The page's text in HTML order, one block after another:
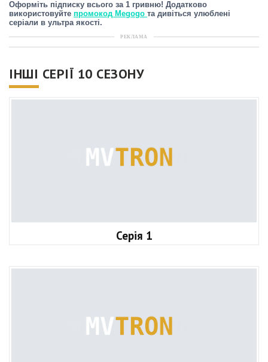
Оформіть підписку всього за 1 гривню! Додатково
використовуйте промокод Megogo та дивіться улюблені
серіали в ультра якості.
РЕКЛАМА
ІНШІ СЕРІЇ 10 СЕЗОНУ
Серія 1